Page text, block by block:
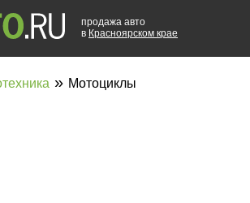
продажа авто
в Красноярском крае
» Мотоциклы